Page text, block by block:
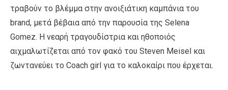
τραβούν το βλέμμα στην ανοιξιάτικη καμπάνια του
brand, μετά βέβαια από την παρουσία της Selena
Gomez. Η νεαρή τραγουδίστρια και ηθοποιός
αιχμαλωτίζεται από τον φακό του Steven Meisel και
ζωντανεύει το Coach girl για το καλοκαίρι που έρχεται.